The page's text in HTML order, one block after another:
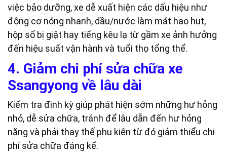
việc bảo dưỡng, xe dễ xuất hiện các dấu hiệu như
động cơ nóng nhanh, dầu/nước làm mát hao hụt,
hộp số bị giật hay tiếng kêu lạ từ gầm xe ảnh hưởng
đến hiệu suất vận hành và tuổi thọ tổng thể.
4. Giảm chi phí sửa chữa xe
Ssangyong về lâu dài
Kiểm tra định kỳ giúp phát hiện sớm những hư hỏng
nhỏ, dễ sửa chữa, tránh để lâu dẫn đến hư hỏng
nặng và phải thay thế phụ kiện từ đó giảm thiểu chi
phí sửa chữa đáng kể.